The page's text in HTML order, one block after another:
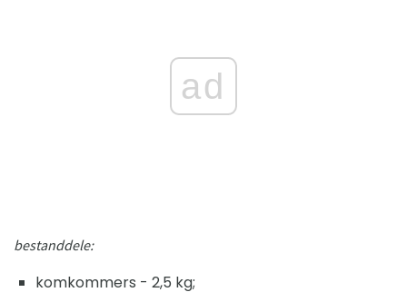
ad
bestanddele:
komkommers - 2,5 kg;